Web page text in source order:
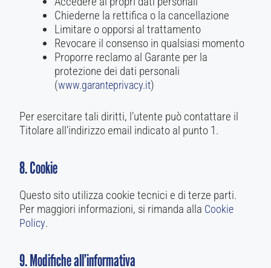
Chiederne la rettifica o la cancellazione
Limitare o opporsi al trattamento
Revocare il consenso in qualsiasi momento
Proporre reclamo al Garante per la
protezione dei dati personali
(www.garanteprivacy.it)
Per esercitare tali diritti, l’utente può contattare il
Titolare all’indirizzo email indicato al punto 1.
8. Cookie
Questo sito utilizza cookie tecnici e di terze parti.
Per maggiori informazioni, si rimanda alla Cookie
Policy.
9. Modifiche all’informativa